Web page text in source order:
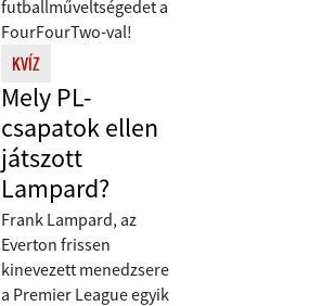
futballműveltségedet a
FourFourTwo-val!
KVÍZ
Mely PL-
csapatok ellen
játszott
Lampard?
Frank Lampard, az
Everton frissen
kinevezett menedzsere
a Premier League egyik